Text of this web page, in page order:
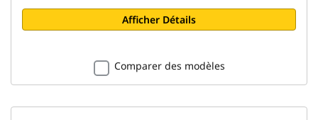
Afficher Détails
Comparer des modèles